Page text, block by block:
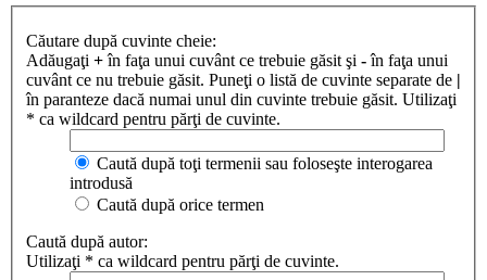
Căutare după cuvinte cheie:
Adăugaţi +în faţa unui cuvânt ce trebuie găsit şi -în faţa unui
cuvânt ce nu trebuie găsit. Puneţi o listă de cuvinte separate de |
în paranteze dacă numai unul din cuvinte trebuie găsit. Utilizaţi
* ca wildcard pentru părţi de cuvinte.
Caută după toţi termenii sau foloseşte interogarea
introdusă
Caută după orice termen
Caută după autor:
Utilizaţi * ca wildcard pentru părţi de cuvinte.